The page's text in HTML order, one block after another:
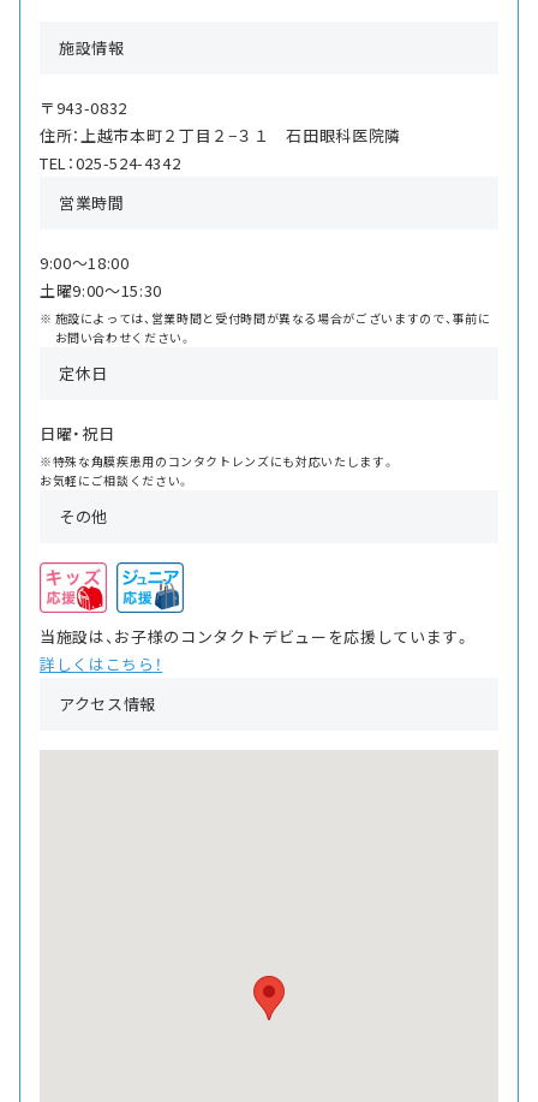
施設情報
〒943-0832
住所：上越市本町２丁目２−３１ 石田眼科医院隣
TEL：025-524-4342
営業時間
9:00〜18:00
土曜9:00〜15:30
施設によっては、営業時間と受付時間が異なる場合がございますので、事前に
お問い合わせください。
定休日
日曜・祝日
※特殊な角膜疾患用のコンタクトレンズにも対応いたします。
お気軽にご相談ください。
その他
当施設は、お子様のコンタクトデビューを応援しています。
詳しくはこちら！
アクセス情報